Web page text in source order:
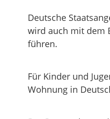
Deutsche
wird auch mit dem
führen.
Für Kinder und
Wohnung in